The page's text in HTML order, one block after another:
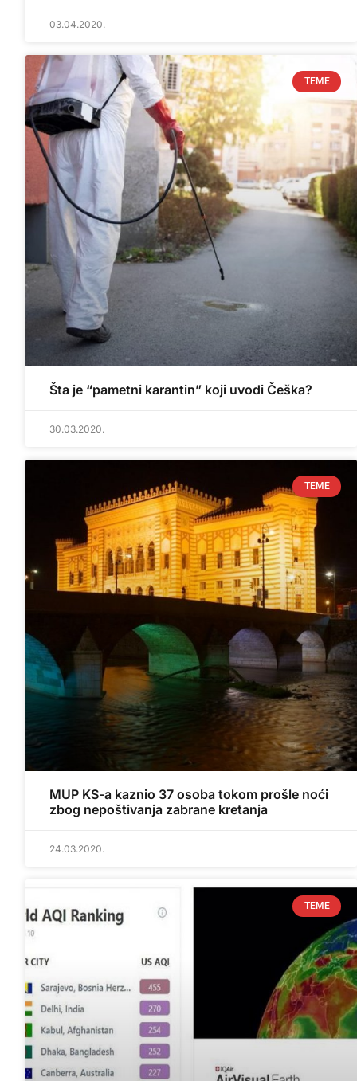
03.04.2020.
TEME
Šta je “pametni karantin” koji uvodi Češka?
30.03.2020.
TEME
MUP KS-a kaznio 37 osoba tokom prošle noći
zbog nepoštivanja zabrane kretanja
24.03.2020.
TEME